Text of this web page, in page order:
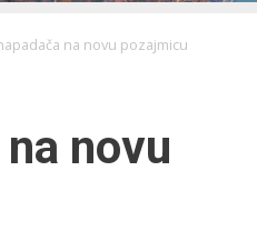
na novu pozajmicu
novu